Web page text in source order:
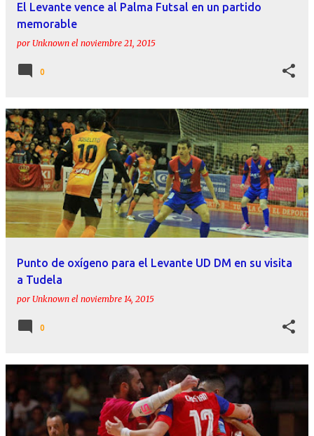
El Levante vence al Palma Futsal en un partido
memorable
por Unknown el noviembre 21, 2015
0
Punto de oxígeno para el Levante UD DM en su visita
a Tudela
por Unknown el noviembre 14, 2015
0